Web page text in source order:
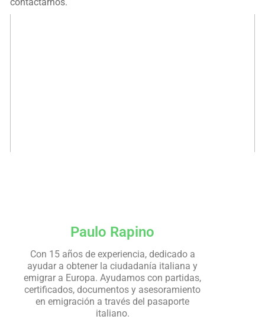
Paulo Rapino
Con 15 años de experiencia, dedicado a
ayudar a obtener la ciudadanía italiana y
emigrar a Europa. Ayudamos con partidas,
certificados, documentos y asesoramiento
en emigración a través del pasaporte
italiano.